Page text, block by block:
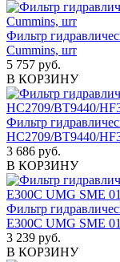
Фильтр
Cummins, шт
5 757 руб.
В КОРЗИНУ
Фильтр
HC2709/BT9440/
3 686 руб.
В КОРЗИНУ
Фильтр
Е300С UMG SME
3 239 руб.
В КОРЗИНУ